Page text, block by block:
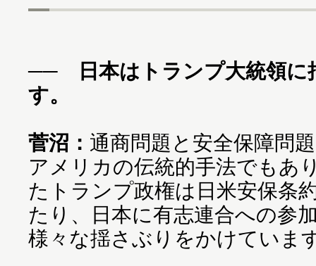
── 日本はトランプ大統領に
す。
菅沼： 通商問題と安全保障問
アメリカの伝統的手法でもあ
たトランプ政権は日米安保条
たり、日本に有志連合への参
様々な揺さぶりをかけていま